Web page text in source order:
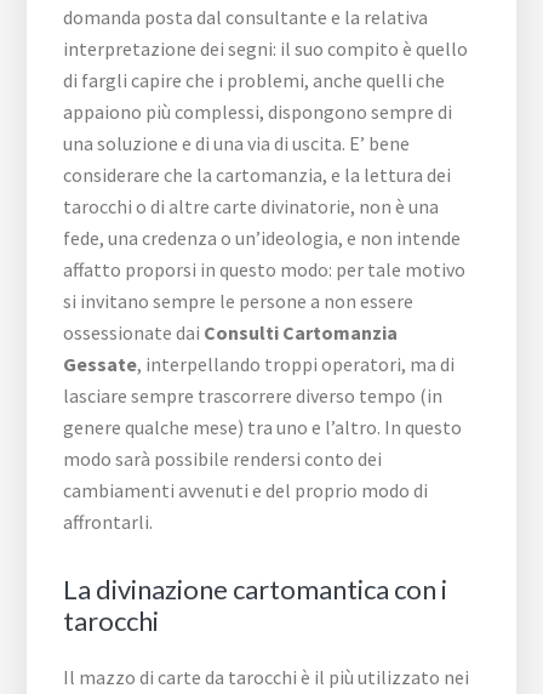
domanda posta dal consultante e la relativa
interpretazione dei segni: il suo compito è quello
di fargli capire che i problemi, anche quelli che
appaiono più complessi, dispongono sempre di
una soluzione e di una via di uscita. E’ bene
considerare che la cartomanzia, e la lettura dei
tarocchi o di altre carte divinatorie, non è una
fede, una credenza o un’ideologia, e non intende
affatto proporsi in questo modo: per tale motivo
si invitano sempre le persone a non essere
ossessionate dai Consulti Cartomanzia
Gessate, interpellando troppi operatori, ma di
lasciare sempre trascorrere diverso tempo (in
genere qualche mese) tra uno e l’altro. In questo
modo sarà possibile rendersi conto dei
cambiamenti avvenuti e del proprio modo di
affrontarli.
La divinazione cartomantica con i
tarocchi
Il mazzo di carte da tarocchi è il più utilizzato nei